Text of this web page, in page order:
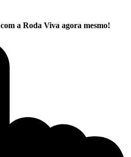
com a Roda Viva agora mesmo!